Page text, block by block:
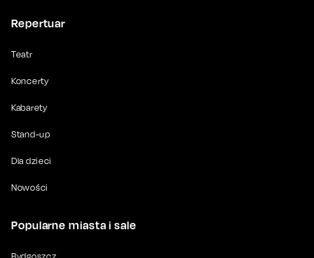
Repertuar
Teatr
Koncerty
Kabarety
Stand-up
Dla dzieci
Nowości
Popularne miasta i sale